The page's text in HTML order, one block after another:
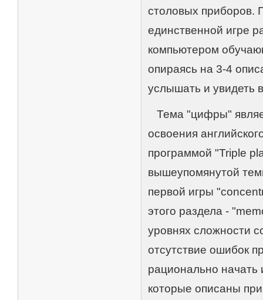
столовых приборов.
единственной игре
компьютером
опираясь на 3-4
услышать и увидеть
Тема "цифры"
освоения
программой "Triple
вышеупомянутой
первой игры
этого раздела -
уровнях сложности
отсутствие ошибок
рационально начать
которые описаны